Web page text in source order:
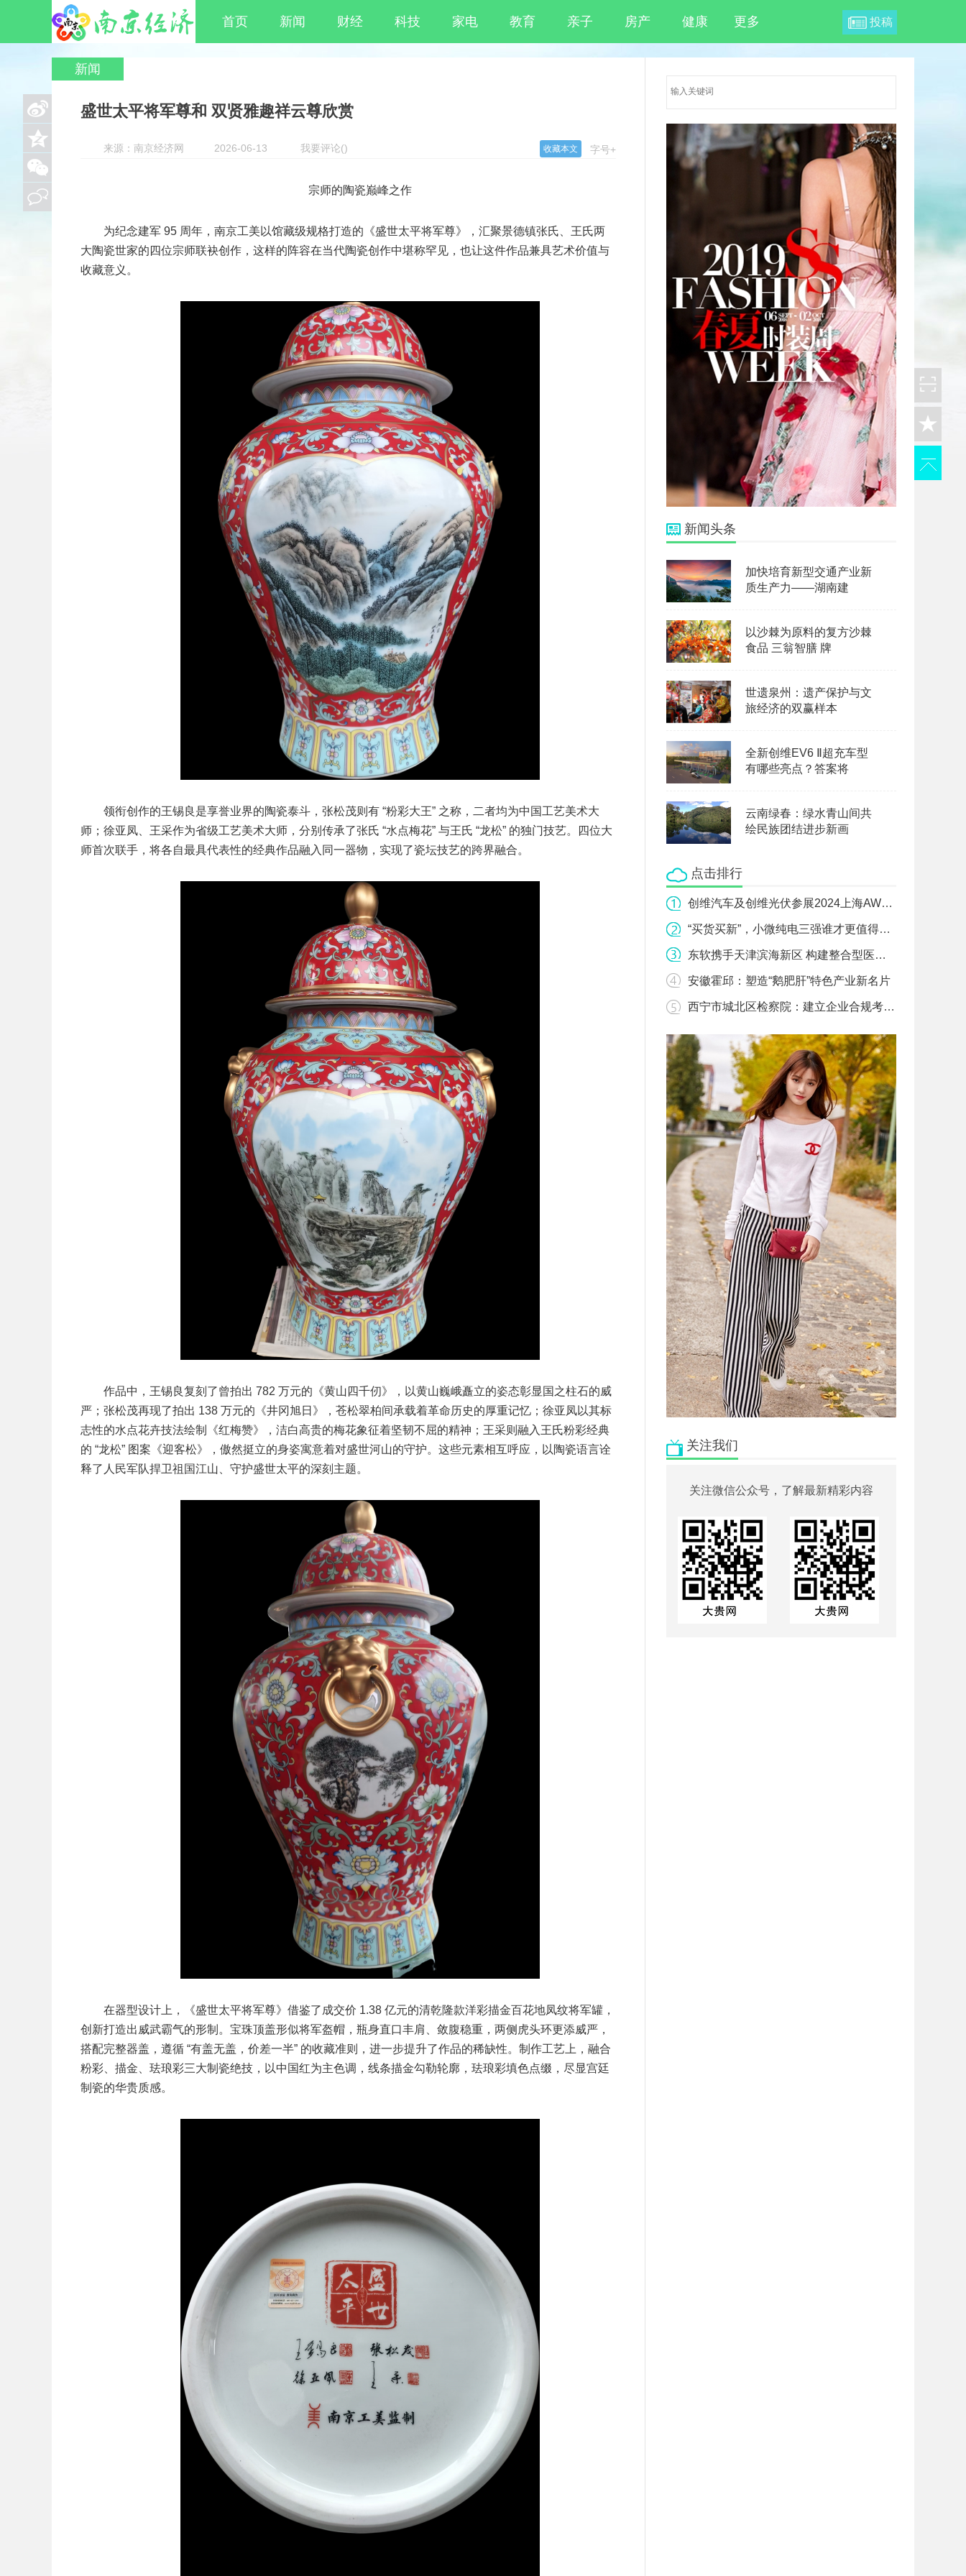
首页 新闻 财经 科技 家电 教育 亲子 房产 健康 更多 投稿
新闻
盛世太平将军尊和 双贤雅趣祥云尊欣赏
字号+
来源：南京经济网 2026-06-13 我要评论() 收藏本文
宗师的陶瓷巅峰之作
为纪念建军 95 周年，南京工美以馆藏级规格打造的《盛世太平将军尊》，汇聚景德镇张氏、王氏两
大陶瓷世家的四位宗师联袂创作，这样的阵容在当代陶瓷创作中堪称罕见，也让这件作品兼具艺术价值与
收藏意义。
领衔创作的王锡良是享誉业界的陶瓷泰斗，张松茂则有 “粉彩大王” 之称，二者均为中国工艺美术大
师；徐亚凤、王采作为省级工艺美术大师，分别传承了张氏 “水点梅花” 与王氏 “龙松” 的独门技艺。四位大
师首次联手，将各自最具代表性的经典作品融入同一器物，实现了瓷坛技艺的跨界融合。
作品中，王锡良复刻了曾拍出 782 万元的《黄山四千仞》，以黄山巍峨矗立的姿态彰显国之柱石的威
严；张松茂再现了拍出 138 万元的《井冈旭日》，苍松翠柏间承载着革命历史的厚重记忆；徐亚凤以其标
志性的水点花卉技法绘制《红梅赞》，洁白高贵的梅花象征着坚韧不屈的精神；王采则融入王氏粉彩经典
的 “龙松” 图案《迎客松》，傲然挺立的身姿寓意着对盛世河山的守护。这些元素相互呼应，以陶瓷语言诠
释了人民军队捍卫祖国江山、守护盛世太平的深刻主题。
在器型设计上，《盛世太平将军尊》借鉴了成交价 1.38 亿元的清乾隆款洋彩描金百花地凤纹将军罐，
创新打造出威武霸气的形制。宝珠顶盖形似将军盔帽，瓶身直口丰肩、敛腹稳重，两侧虎头环更添威严，
搭配完整器盖，遵循 “有盖无盖，价差一半” 的收藏准则，进一步提升了作品的稀缺性。制作工艺上，融合
粉彩、描金、珐琅彩三大制瓷绝技，以中国红为主色调，线条描金勾勒轮廓，珐琅彩填色点缀，尽显宫廷
制瓷的华贵质感。
新闻头条
加快培育新型交通产业新
质生产力——湖南建
以沙棘为原料的复方沙棘
食品 三翁智膳 牌
世遗泉州：遗产保护与文
旅经济的双赢样本
全新创维EV6 Ⅱ超充车型
有哪些亮点？答案将
云南绿春：绿水青山间共
绘民族团结进步新画
点击排行
创维汽车及创维光伏参展2024上海AWE，开启全新智能生活
“买货买新”，小微纯电三强谁才更值得选？
东软携手天津滨海新区 构建整合型医疗健康服务体系
安徽霍邱：塑造“鹅肥肝”特色产业新名片
西宁市城北区检察院：建立企业合规考察机制 助力法治营商环境建
关注我们
关注微信公众号，了解最新精彩内容